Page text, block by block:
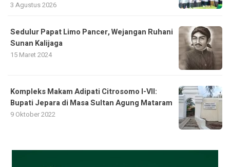
3 Agustus 2026
Sedulur Papat Limo Pancer, Wejangan Ruhani
Sunan Kalijaga
15 Maret 2024
Kompleks Makam Adipati Citrosomo I-VII:
Bupati Jepara di Masa Sultan Agung Mataram
9 Oktober 2022